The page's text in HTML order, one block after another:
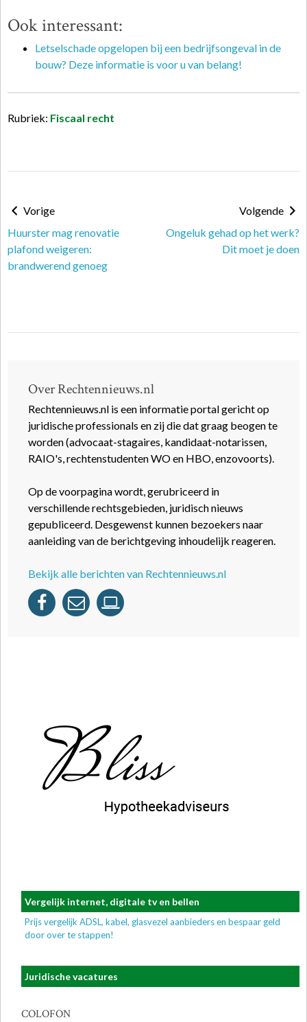
Ook interessant:
Letselschade opgelopen bij een bedrijfsongeval in de
bouw? Deze informatie is voor u van belang!
Rubriek: Fiscaal recht
Vorige
Huurster mag renovatie
plafond weigeren:
brandwerend genoeg
Volgende
Ongeluk gehad op het werk?
Dit moet je doen
Over Rechtennieuws.nl
Rechtennieuws.nl is een informatie portal gericht op
juridische professionals en zij die dat graag beogen te
worden (advocaat-stagaires, kandidaat-notarissen,
RAIO's, rechtenstudenten WO en HBO, enzovoorts).
Op de voorpagina wordt, gerubriceerd in
verschillende rechtsgebieden, juridisch nieuws
gepubliceerd. Desgewenst kunnen bezoekers naar
aanleiding van de berichtgeving inhoudelijk reageren.
Bekijk alle berichten van Rechtennieuws.nl
Vergelijk internet, digitale tv en bellen
Prijs vergelijk ADSL, kabel, glasvezel aanbieders en bespaar geld
door over te stappen!
Juridische vacatures
COLOFON